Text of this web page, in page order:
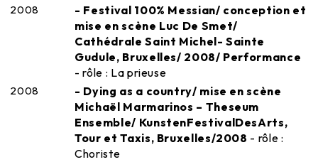
2008
- Festival 100% Messian/ conception et
mise en scène Luc De Smet/
Cathédrale Saint Michel- Sainte
Gudule, Bruxelles/ 2008/ Performance
- rôle : La prieuse
2008
- Dying as a country/ mise en scène
Michaël Marmarinos – Theseum
Ensemble/ KunstenFestivalDesArts,
Tour et Taxis, Bruxelles/2008 - rôle :
Choriste